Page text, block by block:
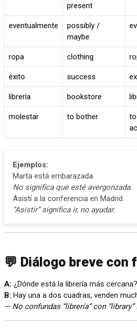
present
eventualmente
possibly /
maybe
ropa clothing
éxito success
librería bookstore
molestar to bother
Ejemplos:
Marta está embarazada.
No significa que esté avergonzada.
Asistí a la conferencia en Madrid.
“Asistir” significa ir, no ayudar.
💬 Diálogo breve con
A: ¿Dónde está la librería más cercana?
B: Hay una a dos cuadras, venden
— No confundas “librería” con